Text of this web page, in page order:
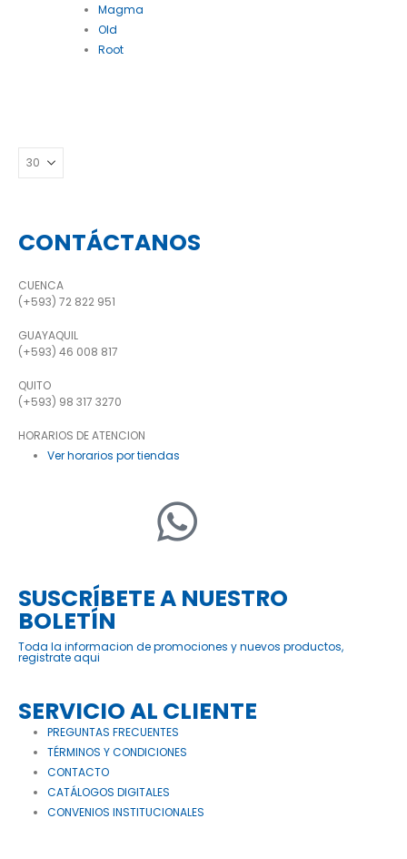
Magma
Old
Root
CONTÁCTANOS
CUENCA
(+593) 72 822 951
GUAYAQUIL
(+593) 46 008 817
QUITO
(+593) 98 317 3270
HORARIOS DE ATENCION
Ver horarios por tiendas
SUSCRÍBETE A NUESTRO
BOLETÍN
Toda la informacion de promociones y nuevos productos,
registrate aqui
SERVICIO AL CLIENTE
PREGUNTAS FRECUENTES
TÉRMINOS Y CONDICIONES
CONTACTO
CATÁLOGOS DIGITALES
CONVENIOS INSTITUCIONALES